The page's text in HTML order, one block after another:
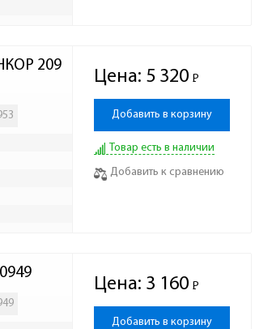
209
Цена: 5 320 Р
-
Добавить в корзину
Товар есть в наличии
Добавить к сравнению
Цена: 3 160 Р
-
Добавить в корзину